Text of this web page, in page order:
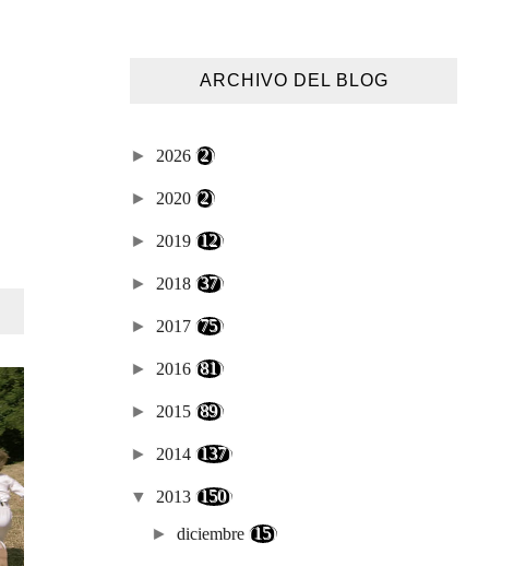
ARCHIVO DEL BLOG
► 2026 (2)
► 2020 (2)
► 2019 (12)
► 2018 (37)
► 2017 (75)
► 2016 (81)
► 2015 (89)
► 2014 (137)
▼ 2013 (150)
►diciembre (15)